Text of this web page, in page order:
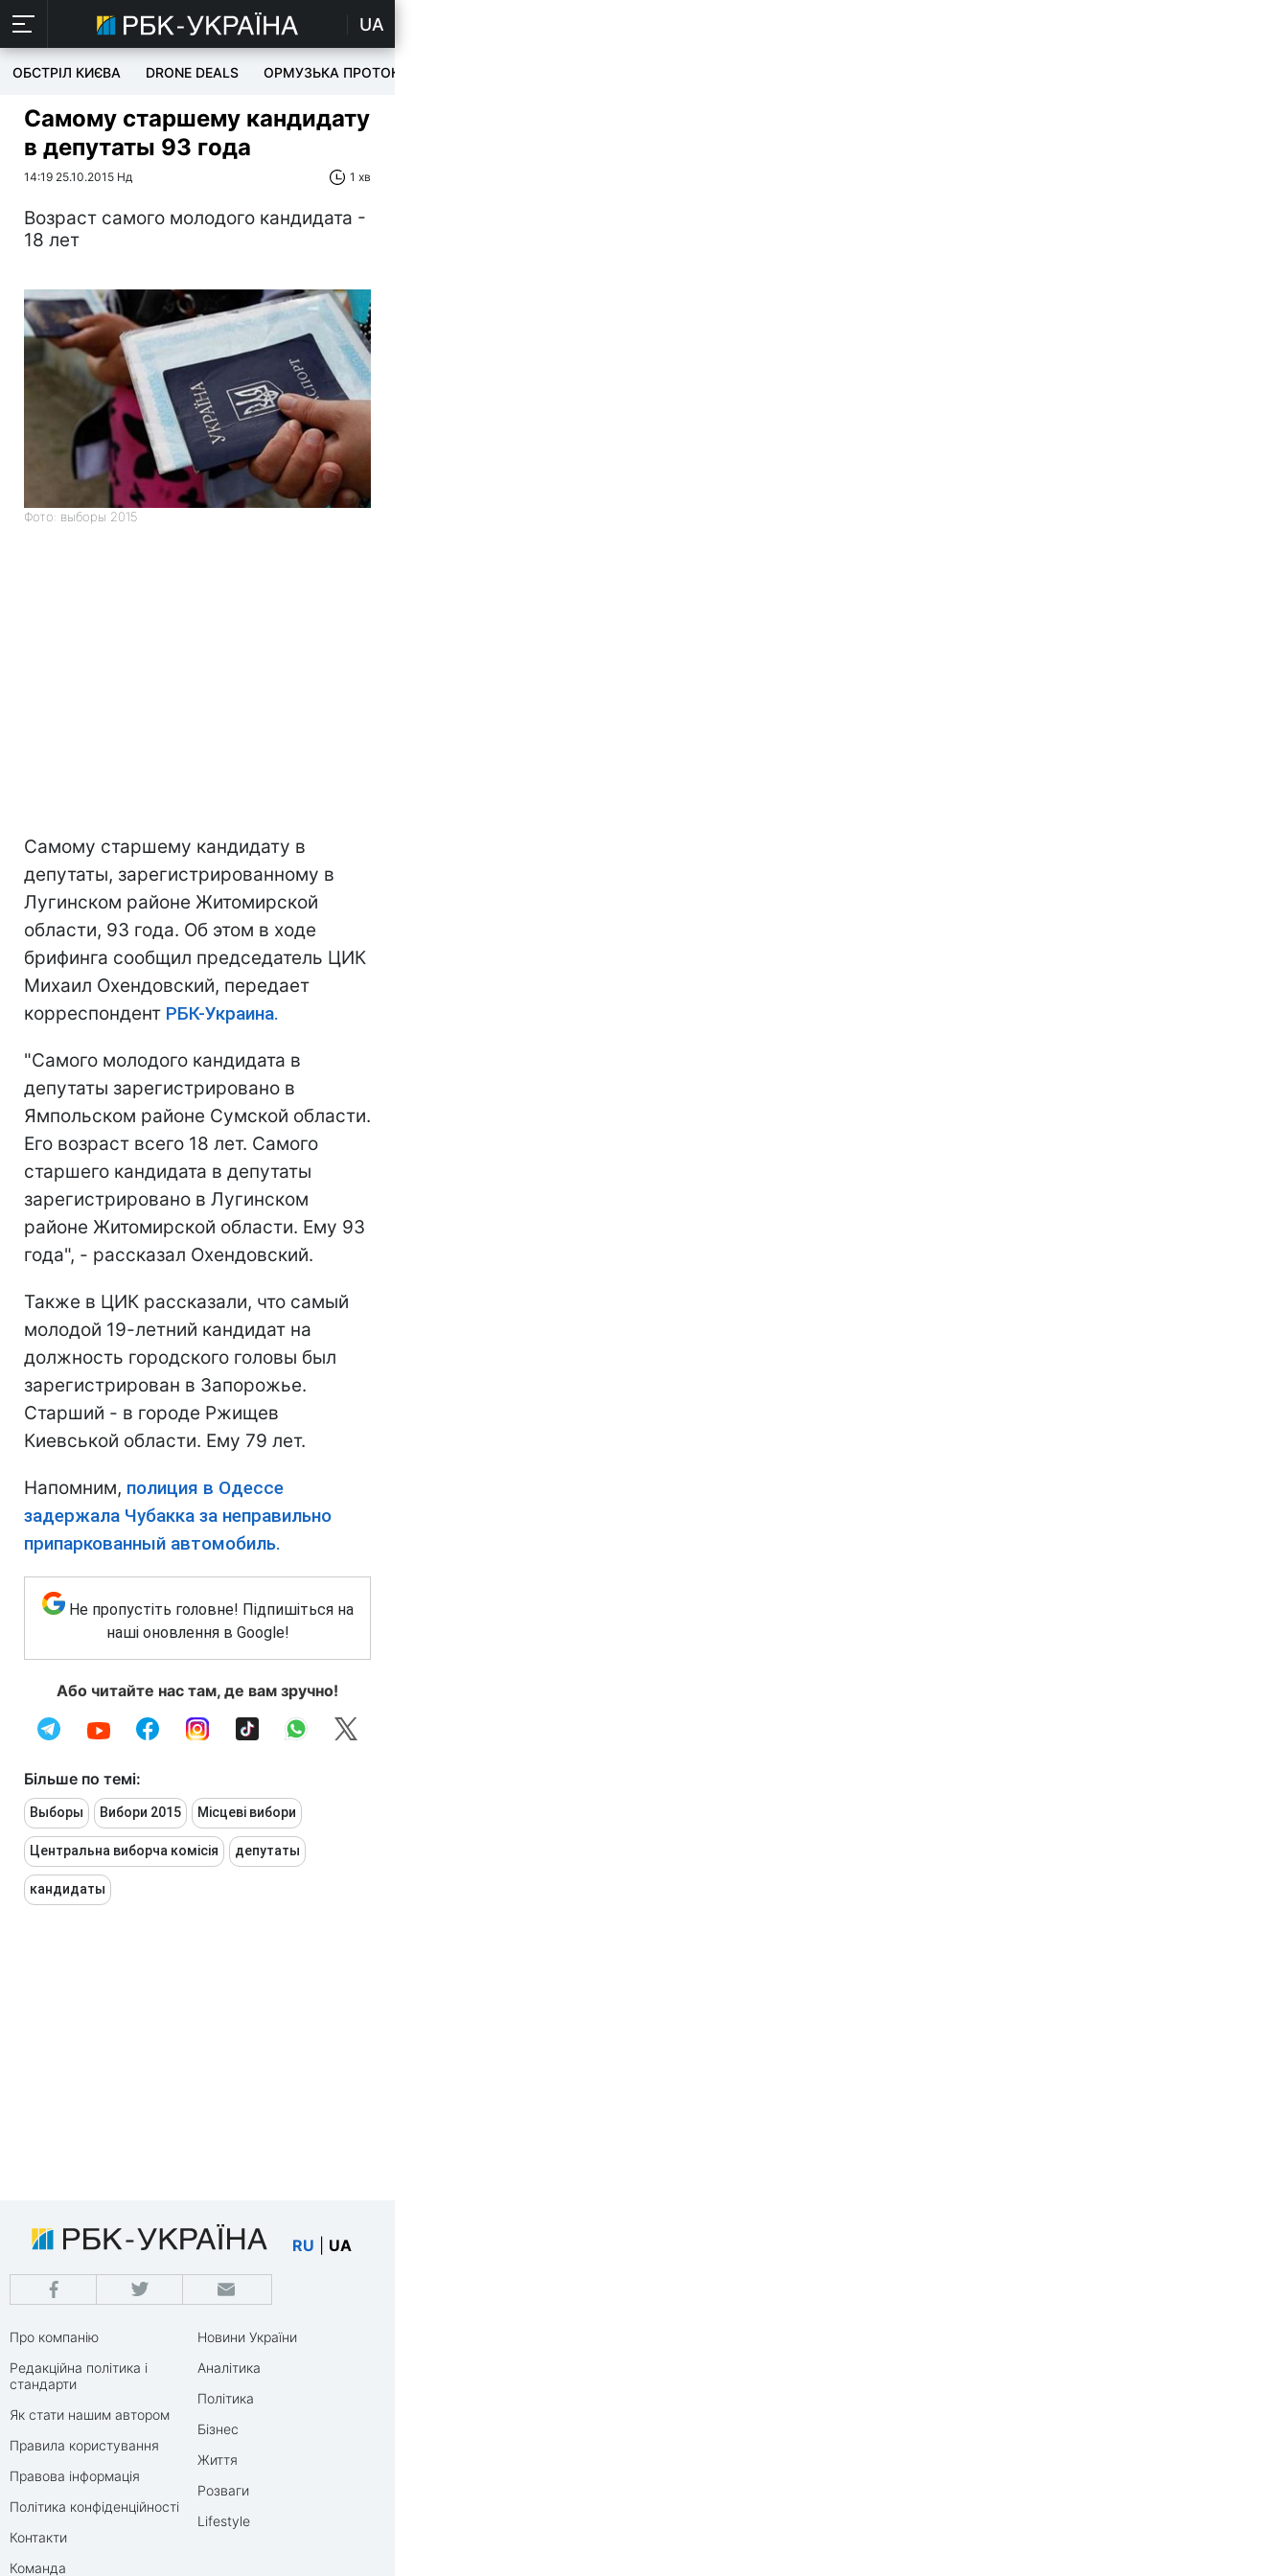
UA
ОБСТРІЛ КИЄВА DRONE DEALS ОРМУЗЬКА ПРОТОКА
Самому старшему кандидату
в депутаты 93 года
14:19 25.10.2015 Нд 1 хв
Возраст самого молодого кандидата -
18 лет
Фото: выборы 2015
Самому старшему кандидату в
депутаты, зарегистрированному в
Лугинском районе Житомирской
области, 93 года. Об этом в ходе
брифинга сообщил председатель ЦИК
Михаил Охендовский, передает
корреспондент РБК-Украина.
"Самого молодого кандидата в
депутаты зарегистрировано в
Ямпольском районе Сумской области.
Его возраст всего 18 лет. Самого
старшего кандидата в депутаты
зарегистрировано в Лугинском
районе Житомирской области. Ему 93
года", - рассказал Охендовский.
Также в ЦИК рассказали, что самый
молодой 19-летний кандидат на
должность городского головы был
зарегистрирован в Запорожье.
Старший - в городе Ржищев
Киевськой области. Ему 79 лет.
Напомним, полиция в Одессе
задержала Чубакка за неправильно
припаркованный автомобиль.
Не пропустіть головне! Підпишіться на
наші оновлення в Google!
Або читайте нас там, де вам зручно!
Більше по темі:
Выборы Вибори 2015 Місцеві вибори
Центральна виборча комісія депутаты
кандидаты
RU UA
Про компанію
Редакційна політика і
стандарти
Як стати нашим автором
Правила користування
Правова інформація
Політика конфіденційності
Контакти
Команда
Новини України
Аналітика
Політика
Бізнес
Життя
Розваги
Lifestyle